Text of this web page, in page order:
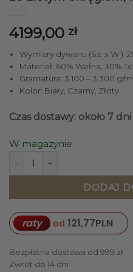
4199,00 zł
Wymiary dywanu (Sz. x W.):
Materiał: 60% Wełna, 30%
Gramatura: 3 100 – 3 300 g/
Kolor: Biały, Czarny, Złoty
Czas dostawy: około 7
W magazynie
ilość DYWAN o
DODAJ
raty od 121,77PLN
Bezpłatna dostawa od 999 zł
Zwrot do 14 dni